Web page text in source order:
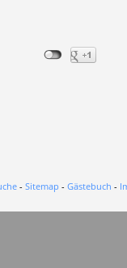
- Sitemap - Gästebuch -